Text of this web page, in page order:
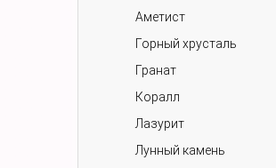
Аметист
Горный хрусталь
Гранат
Коралл
Лазурит
Лунный камень